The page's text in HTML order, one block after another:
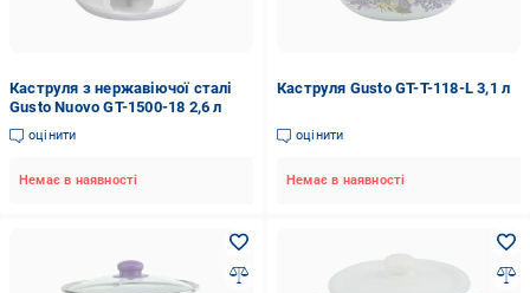
Каструля з нержавіючої сталі
Gusto Nuovo GT-1500-18 2,6 л
оцінити
Немає в наявності
Каструля Gusto GT-T-118-L 3,1 л
оцінити
Немає в наявності